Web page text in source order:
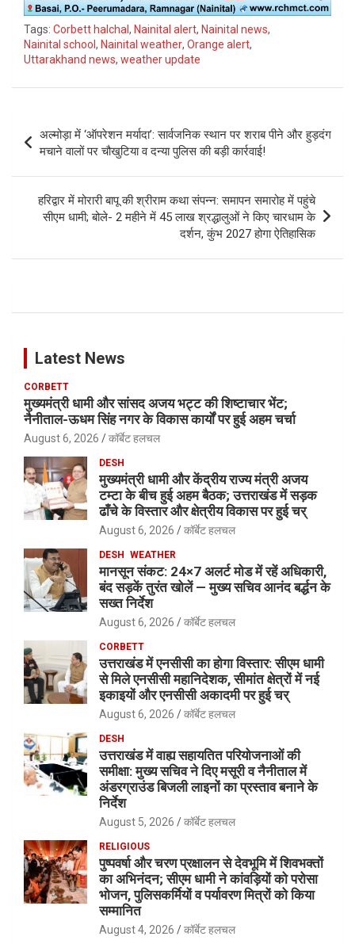
Tags: Corbett halchal, Nainital alert, Nainital news,
Nainital school, Nainital weather, Orange alert,
Uttarakhand news, weather update
navigation
अल्मोड़ा में ‘ऑपरेशन मर्यादा’: सार्वजनिक स्थान पर शराब पीने और हुड़दंग
मचाने वालों पर चौखुटिया व दन्या पुलिस की बड़ी कार्रवाई!
हरिद्वार में मोरारी बापू की श्रीराम कथा संपन्न: समापन समारोह में पहुंचे
सीएम धामी; बोले- 2 महीने में 45 लाख श्रद्धालुओं ने किए चारधाम के
दर्शन, कुंभ 2027 होगा ऐतिहासिक
Latest News
CORBETT
मुख्यमंत्री धामी और सांसद अजय भट्ट की शिष्टाचार भेंट;
नैनीताल-ऊधम सिंह नगर के विकास कार्यों पर हुई अहम चर्चा
August 6, 2026 कॉर्बेट हलचल
DESH
मुख्यमंत्री धामी और केंद्रीय राज्य मंत्री अजय
टम्टा के बीच हुई अहम बैठक; उत्तराखंड में सड़क
ढाँचे के विस्तार और क्षेत्रीय विकास पर हुई चर्
August 6, 2026 कॉर्बेट हलचल
DESH WEATHER
मानसून संकट: 24×7 अलर्ट मोड में रहें अधिकारी,
बंद सड़कें तुरंत खोलें — मुख्य सचिव आनंद बर्द्धन के
सख्त निर्देश
August 6, 2026 कॉर्बेट हलचल
CORBETT
उत्तराखंड में एनसीसी का होगा विस्तार: सीएम धामी
से मिले एनसीसी महानिदेशक, सीमांत क्षेत्रों में नई
इकाइयों और एनसीसी अकादमी पर हुई चर्
August 6, 2026 कॉर्बेट हलचल
DESH
उत्तराखंड में वाह्य सहायतित परियोजनाओं की
समीक्षा: मुख्य सचिव ने दिए मसूरी व नैनीताल में
अंडरग्राउंड बिजली लाइनों का प्रस्ताव बनाने के
निर्देश
August 5, 2026 कॉर्बेट हलचल
RELIGIOUS
पुष्पवर्षा और चरण प्रक्षालन से देवभूमि में शिवभक्तों
का अभिनंदन; सीएम धामी ने कांवड़ियों को परोसा
भोजन, पुलिसकर्मियों व पर्यावरण मित्रों को किया
सम्मानित
August 4, 2026 कॉर्बेट हलचल